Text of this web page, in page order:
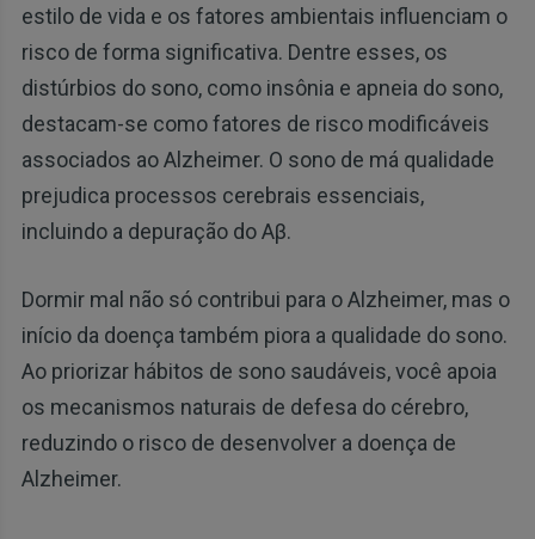
estilo de vida e os fatores ambientais influenciam o
risco de forma significativa. Dentre esses, os
distúrbios do sono, como insônia e apneia do sono,
destacam-se como fatores de risco modificáveis
associados ao Alzheimer. O sono de má qualidade
prejudica processos cerebrais essenciais,
incluindo a depuração do Aβ.
Dormir mal não só contribui para o Alzheimer, mas o
início da doença também piora a qualidade do sono.
Ao priorizar hábitos de sono saudáveis, você apoia
os mecanismos naturais de defesa do cérebro,
reduzindo o risco de desenvolver a doença de
Alzheimer.